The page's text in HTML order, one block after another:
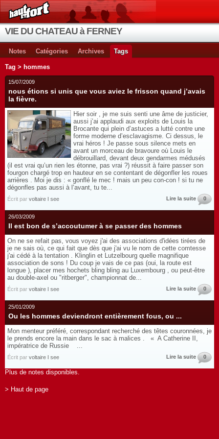
VIE DU CHATEAU à FERNEY
Notes Catégories Archives Tags
Tag > hommes
15/07/2009
nous étions si unis que vous aviez le frisson quand j’avais
la fièvre.
Hier soir , je me suis senti une âme de justicier,
aussi j’ai applaudi aux exploits de Louis la
Brocante qui plein d’astuces a lutté contre une
forme moderne d’esclavagisme. Ci dessus, le
vrai héros ! Je passe sous silence mets en
avant un morceau de bravoure où Louis le
débrouillard, devant deux gendarmes médusés
(il est vrai qu’un rien les étonne, pas vrai ?) réussit à faire passer son
fourgon chargé trop en hauteur en se contentant de dégonfler les roues
arrières . Moi je dis : « gonflé le mec ! mais un peu con-con ! si tu ne
dégonfles pas aussi à l’avant, tu te...
Écrit par voltaire I see Lire la suite 0
26/03/2009
Il est bon de s’accoutumer à se passer des hommes
On ne se refait pas, vous voyez j'ai des associations d'idées tirées de
je ne sais où, ce qui fait que dès que j'ai vu le nom de cette comtesse
j'ai cédé à la tentation . Klinglin et Lutzelbourg quelle magnifique
association de sons ! Du coup je vais de ce pas (oui, la route est
longue ), placer mes hochets bling bling au Luxembourg , ou peut-être
au double-axel ou "ritberger", championnat de...
Écrit par voltaire I see Lire la suite 0
25/01/2009
Ou les hommes deviendront entièrement fous, ou ...
Mon menteur préféré, correspondant recherché des têtes couronnées, je
le prends encore la main dans le sac à malices . « A Catherine II,
impératrice de Russie ...
Écrit par voltaire I see Lire la suite 0
Plus de notes disponibles.
> Haut de page